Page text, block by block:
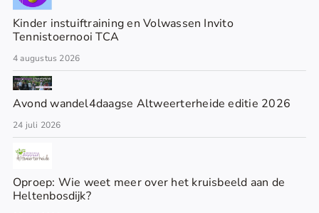
Kinder instuiftraining en Volwassen Invito
Tennistoernooi TCA
4 augustus 2026
Avond wandel4daagse Altweerterheide editie 2026
24 juli 2026
Oproep: Wie weet meer over het kruisbeeld aan de
Heltenbosdijk?